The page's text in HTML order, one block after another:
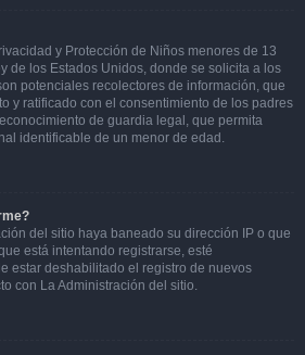
y Protección de Niños menores de 13
de los Estados Unidos, donde se solicita a los
potenciales recolectores de información, que
y ratificado con el consentimiento de los padres
de guardia legal, que permita
identificable de un menor de edad.
del sitio haya baneado su dirección IP o que
está intentando registrarse, esté
estar deshabilitado el registro de nuevos
con La Administración del sitio.